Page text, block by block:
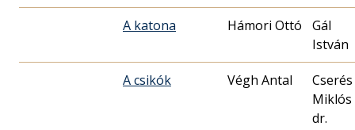
A katona Hámori Ottó
Gál
István
A csikók Végh Antal
Cserés
Miklós
dr.